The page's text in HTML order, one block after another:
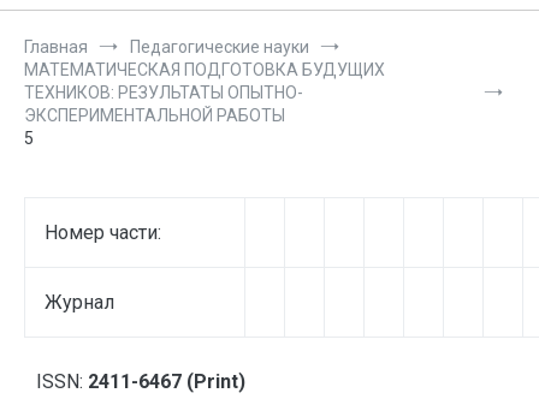
Главная
Педагогические науки
МАТЕМАТИЧЕСКАЯ ПОДГОТОВКА БУДУЩИХ
ТЕХНИКОВ: РЕЗУЛЬТАТЫ ОПЫТНО-
ЭКСПЕРИМЕНТАЛЬНОЙ РАБОТЫ
5
Номер части:
Журнал
ISSN: 2411-6467 (Print)